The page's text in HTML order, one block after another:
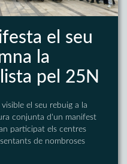
el seu
la
pel 25N
el seu rebuig a la
conjunta d'un manifest
participat els centres
de nombroses